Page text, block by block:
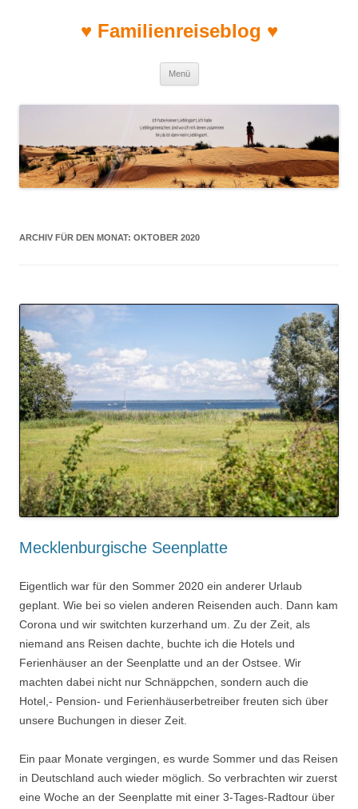
♥ Familienreiseblog ♥
Menü
ARCHIV FÜR DEN MONAT: OKTOBER 2020
Mecklenburgische Seenplatte
Eigentlich war für den Sommer 2020 ein anderer Urlaub
geplant. Wie bei so vielen anderen Reisenden auch. Dann kam
Corona und wir switchten kurzerhand um. Zu der Zeit, als
niemand ans Reisen dachte, buchte ich die Hotels und
Ferienhäuser an der Seenplatte und an der Ostsee. Wir
machten dabei nicht nur Schnäppchen, sondern auch die
Hotel,- Pension- und Ferienhäuserbetreiber freuten sich über
unsere Buchungen in dieser Zeit.
Ein paar Monate vergingen, es wurde Sommer und das Reisen
in Deutschland auch wieder möglich. So verbrachten wir zuerst
eine Woche an der Seenplatte mit einer 3-Tages-Radtour über